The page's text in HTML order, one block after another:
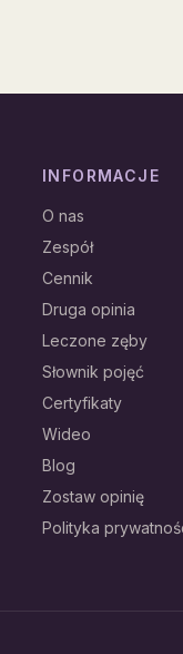
INFORMACJE
O nas
Zespół
Cennik
Druga opinia
Leczone zęby
Słownik pojęć
Certyfikaty
Wideo
Blog
Zostaw opinię
Polityka